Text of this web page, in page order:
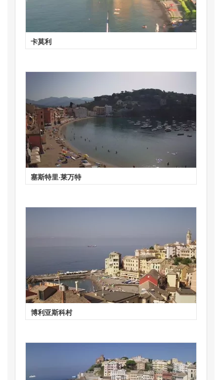
卡莫利
塞斯特里·莱万特
博利亚斯科村